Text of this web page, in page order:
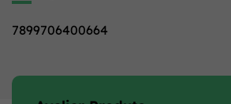
7899706400664